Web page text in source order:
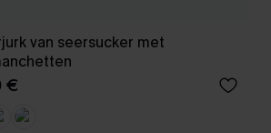
van seersucker met
€